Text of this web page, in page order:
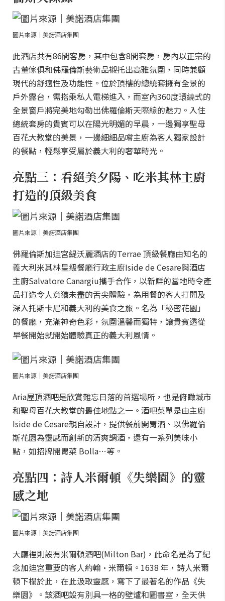
圖片來源｜美諾酒店集團
此酒店共有86間客房，其中包含8間套房，房內以正宗的
古董傢俱和佛羅倫斯藝術品襯托出高雅氛圍，同時兼顧
現代的舒適性及功能性。位於頂樓的總統套擁有全景的
戶外露台，需搭乘私人電梯進入，而室內360度環繞式的
全景窗戶將完美地勾勒出佛羅倫斯天際線的魅力。入住
總統套房的貴賓可以在陽光明媚的早晨，一邊獨享聖母
百花大教堂的美景，一邊細細品嚐主廚為客人獨家設計
的餐點，輕鬆享受屬於義大利的奢華時光。
亮點三：看絕美夕陽、吃米其林主廚
打造的頂級美食
圖片來源｜美諾酒店集團
佛羅倫斯加迪宮緹沃麗酒店的Terrae 頂級餐廳由知名的
義大利米其林星級餐廳行政主廚Iside de Cesare與酒店
主廚Salvatore Canargiu攜手合作，以新鮮的當地時令產
品打造令人意猶未盡的舌尖體驗，為用餐的客人打開及
深入托斯卡尼和義大利的美食之旅。名為「秘密花園」
的餐廳，充滿神奇色彩，氛圍溫馨而獨特，讓貴賓透從
早餐開始就開始體驗真正的義大利風情。
圖片來源｜美諾酒店集團
Aria屋頂酒吧是欣賞難忘日落的首選場所，也是俯瞰城市
和聖母百花大教堂的最佳地點之一。酒吧菜單是由主廚
Iside de Cesare親自設計，提供餐前開胃酒、以佛羅倫
斯花園為靈感而創新的清爽調酒，還有一系列美味小
點，如招牌開胃菜 Bolla…等。
亮點四：詩人米爾頓《失樂園》的靈
感之地
圖片來源｜美諾酒店集團
大廳裡則設有米爾頓酒吧(Milton Bar)，此命名是為了紀
念加迪宮重要的客人約翰•米爾頓。1638 年，詩人米爾
頓下榻於此，在此汲取靈感，寫下了最著名的作品《失
樂園》。該酒吧設有別具一格的壁爐和圖書室，全天供